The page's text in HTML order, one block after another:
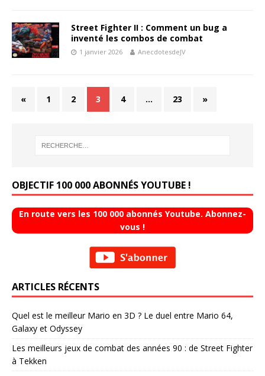
Street Fighter II : Comment un bug a
inventé les combos de combat
1 janvier 2026 AnecdotesdeJV
« 1 2 3 4 … 23 »
OBJECTIF 100 000 ABONNÉS YOUTUBE !
En route vers les 100 000 abonnés Youtube. Abonnez-
vous !
ARTICLES RÉCENTS
Quel est le meilleur Mario en 3D ? Le duel entre Mario 64,
Galaxy et Odyssey
Les meilleurs jeux de combat des années 90 : de Street Fighter
à Tekken